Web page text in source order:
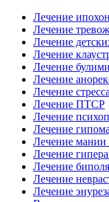
Лечение
Лечение
Лечение
Лечение
Лечение
Лечение
Лечение стресса
Лечение ПТСР
Лечение
Лечение
Лечение мании
Лечение
Лечение
Лечение
Лечение